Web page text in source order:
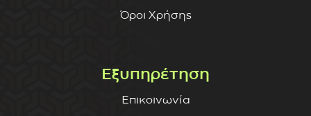
Όροι Χρήσης
Εξυπηρέτηση
Επικοινωνία